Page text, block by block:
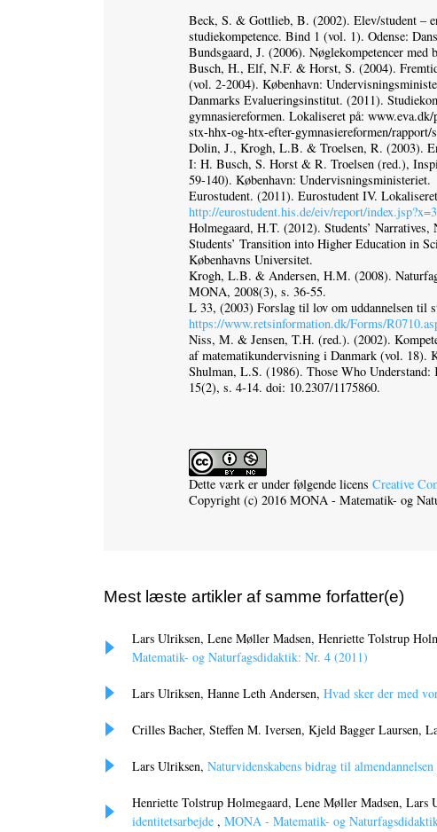
Beck, S. & Gottlieb, B. (2002). Elev/student –
studiekompetence. Bind 1 (vol. 1). Odense:
Bundsgaard, J. (2006). Nøglekompetencer
Busch, H., Elf, N.F. & Horst, S. (2004).
(vol. 2‑2004). København:
Danmarks Evalueringsinstitut. (2011).
gymnasiereformen. Lokaliseret på:
stx-hhx-og-htx-efter-gymnasiereformen/rapport/
Dolin, J., Krogh, L.B. & Troelsen, R. (2003).
I: H. Busch, S. Horst & R. Troelsen (red.),
59‑140). København: Undervisningsministeriet.
Eurostudent. (2011). Eurostudent IV.
http://eurostudent.his.de/eiv/report/
Holmegaard, H.T. (2012). Students’
Students’ Transition into Higher Education in
Københavns Universitet.
Krogh, L.B. & Andersen, H.M. (2008).
MONA, 2008(3), s. 36‑55.
L 33, (2003) Forslag til lov om uddannelsen til
https://www.retsinformation.dk/Forms/
Niss, M. & Jensen, T.H. (red.). (2002).
af matematikundervisning i Danmark (vol. 18).
Shulman, L.S. (1986). Those Who Understand:
15(2), s. 4‑14. doi: 10.2307/1175860.
Dette værk er under følgende licens Creative
Copyright (c) 2016 MONA - Matematik- og
Mest læste artikler af samme forfatter(e)
Lars Ulriksen, Lene Møller Madsen, Henriette Tolstrup
Matematik- og Naturfagsdidaktik: Nr. 4 (2011)
Lars Ulriksen, Hanne Leth Andersen, Hvad sker der med
Crilles Bacher, Steffen M. Iversen, Kjeld Bagger Laursen,
Lars Ulriksen, Naturvidenskabens bidrag til almendannelsen
Henriette Tolstrup Holmegaard, Lene Møller Madsen, Lars
identitetsarbejde , MONA - Matematik- og